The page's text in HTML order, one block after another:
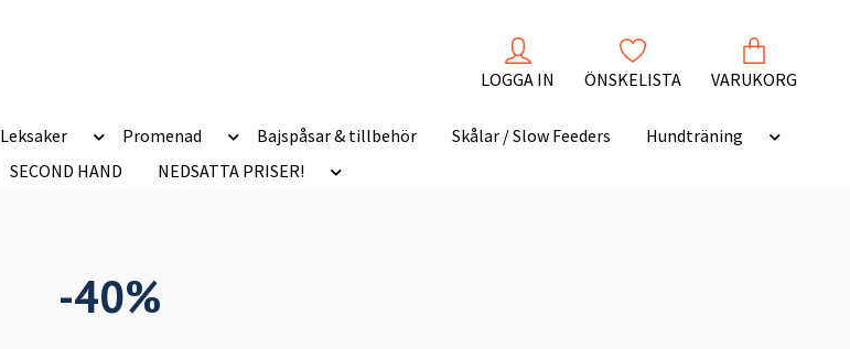
LOGGA IN ÖNSKELISTA VARUKORG
Leksaker Promenad Bajspåsar & tillbehör Skålar / Slow Feeders
Hundträning
SECOND HAND NEDSATTA PRISER!
-40%